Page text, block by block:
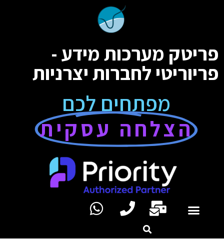
פריטק מערכות מידע -
פריוריטי לחברות יצרניות
מפתחים לכם
הצלחה עסקית